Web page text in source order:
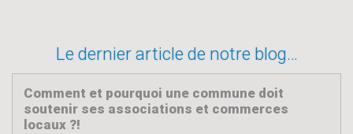
Le dernier article de notre blog…
Comment et pourquoi une commune doit
soutenir ses associations et commerces
locaux ?!